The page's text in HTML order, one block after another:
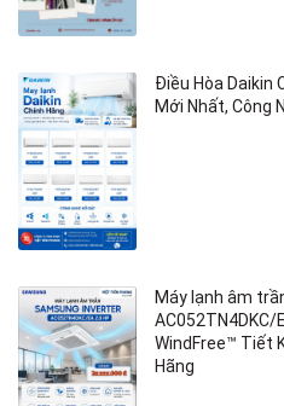
Điều Hòa Daikin
Mới Nhất, Công
Máy lạnh âm
AC052TN4DKC/
WindFree™ Tiết
Hãng